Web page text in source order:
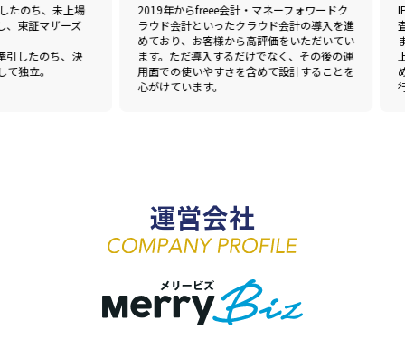
、未上場
マザーズ
のち、決
。
2019年からfreee会計・マネーフォワードク
ラウド会計といったクラウド会計の導入を進
めており、お客様から高評価をいただいてい
ます。ただ導入するだけでなく、その後の運
用面での使いやすさを含めて設計することを
心がけています。
IPO
査法
ます。
上場
め、
行っ
運営会社